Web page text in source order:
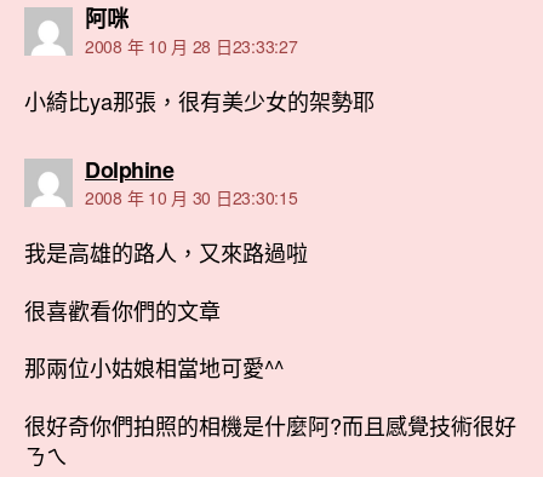
阿咪表
示:
2008 年 10 月 28 日23:33:27
小綺比ya那張，很有美少女的架勢耶
Dolphine表
示:
2008 年 10 月 30 日23:30:15
我是高雄的路人，又來路過啦
很喜歡看你們的文章
那兩位小姑娘相當地可愛^^
很好奇你們拍照的相機是什麼阿?而且感覺技術很好
ㄋㄟ